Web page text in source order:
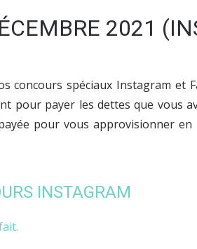
2021
concours spéciaux Instagram et
pour payer les dettes que vous
pour vous approvisionner
INSTAGRAM